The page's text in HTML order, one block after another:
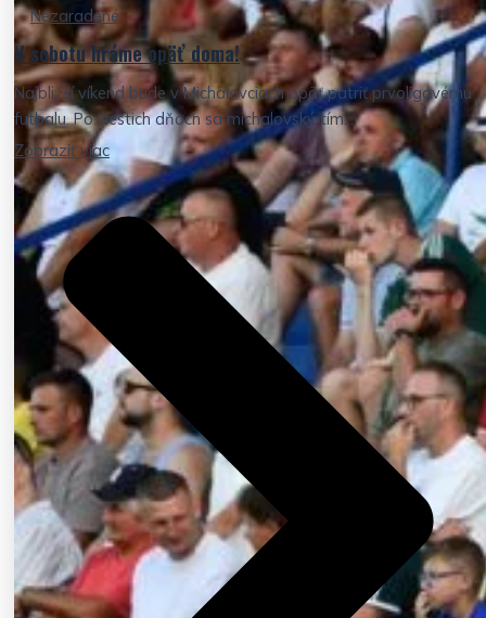
Nezaradené
V sobotu hráme opäť doma!
Najbližší víkend bude v Michalovciach opäť patriť prvoligovému
futbalu. Po šiestich dňoch sa michalovský tím...
Zobraziť viac